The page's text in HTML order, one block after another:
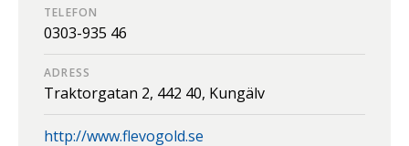
TELEFON
0303-935 46
ADRESS
Traktorgatan 2, 442 40, Kungälv
http://www.flevogold.se